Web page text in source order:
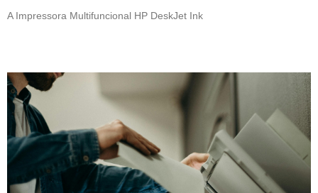
A Impressora Multifuncional HP DeskJet Ink